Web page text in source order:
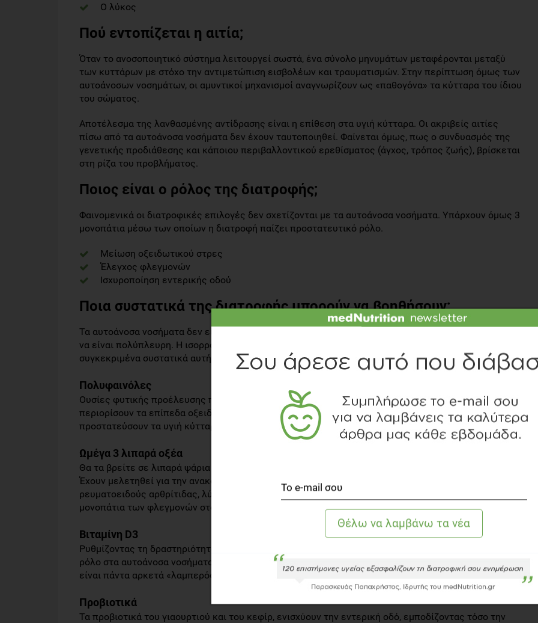
Ο λύκος
Πού εντοπίζεται η αιτία;
Όταν το ανοσοποιητικό σύστημα λειτουργεί σωστά, ένα σύνολο μηνυμάτων μεταφέρονται μεταξύ
των κυττάρων με στόχο την αντιμετώπιση εισβολέων και τραυματισμών. Στην περίπτωση όμως των
αυτοάνοσων νοσημάτων, οι αμυντικοί μηχανισμοί αναγνωρίζουν ως «παθογόνα» τα κύτταρα του ίδιου
του σώματος.
Αποτέλεσμα της λανθασμένης αντίδρασης είναι η επίθεση στα υγιή κύτταρα. Οι ακριβείς αιτίες
πίσω από τα αυτοάνοσα νοσήματα δεν έχουν ταυτοποιηθεί. Φαίνεται όμως, πως ο συνδυασμός της
γενετικής προδιάθεσης και κάποιου περιβαλλοντικού ερεθίσματος (άγχος, τρόπος ζωής), βρίσκεται
στη ρίζα του προβλήματος.
Ποιος είναι ο ρόλος της διατροφής;
Φαινομενικά οι διατροφικές επιλογές δεν σχετίζονται με τα αυτοάνοσα νοσήματα. Υπάρχουν όμως 3
μονοπάτια μέσω των οποίων η διατροφή παίζει προστατευτικό ρόλο.
Μείωση οξειδωτικού στρες
Έλεγχος φλεγμονών
Ισχυροποίηση εντερικής οδού
Ποια συστατικά της διατροφής μπορούν να βοηθήσουν;
Τα αυτοάνοσα νοσήματα δεν είναι μονοσήμαντα. Γι αυτό ακριβώς το λόγο η διαχείρισή τους καλείται
να είναι πολύπλευρη. Η ισορροπημένη διατροφή στο σύνολό της είναι απαραίτητη, υπάρχουν όμως
συγκεκριμένα συστατικά αυτής που εμφανίζονται να προσφέρουν ανακούφιση.
Πολυφαινόλες
Ουσίες φυτικής προέλευσης που αφθονούν στα φρούτα και στα λαχανικά. Καταφέρνουν να
περιορίσουν τα επίπεδα οξειδωτικού στρες, καθώς θυσιάζονται οι ίδιες προκειμένου να
προστατεύσουν τα υγιή κύτταρα του σώματος.
Ωμέγα 3 λιπαρά οξέα
Θα τα βρείτε σε λιπαρά ψάρια όπως οι σαρδέλες ή ο σολομός, αλλά και στους ξηρούς καρπούς.
Έχουν μελετηθεί για την ανακούφιση και την επανεμφάνιση συμπτωμάτων σε περιπτώσεις
ρευματοειδούς αρθρίτιδας, λύκου και σκλήρυνσης κατά πλάκας. Δρουν αλληλεπιδρώντας με τα
μονοπάτια των φλεγμονών στο ανοσοποιητικό σύστημα.
Βιταμίνη D3
Ρυθμίζοντας τη δραστηριότητα των ανοσοποιητικών κυττάρων, η βιταμίνη D3 παίζει ξεχωριστό
ρόλο στα αυτοάνοσα νοσήματα. Οι διατροφικές πηγές της είναι περιορισμένες, ενώ ο ήλιος δεν
είναι πάντα αρκετά «λαμπερός» για να τη συνθέσει στα κύτταρα του δέρματος.
Προβιοτικά
Τα προβιοτικά του γιαουρτιού και του κεφίρ, ενισχύουν την εντερική οδό, εμποδίζοντας τόσο την